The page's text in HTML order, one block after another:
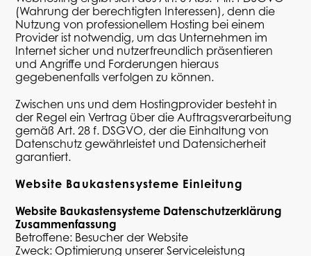
(Wahrung der berechtigten Interessen), denn die
Nutzung von professionellem Hosting bei einem
Provider ist notwendig, um das Unternehmen im
Internet sicher und nutzerfreundlich präsentieren
und Angriffe und Forderungen hieraus
gegebenenfalls verfolgen zu können.
Zwischen uns und dem Hostingprovider besteht in
der Regel ein Vertrag über die Auftragsverarbeitung
gemäß Art. 28 f. DSGVO, der die Einhaltung von
Datenschutz gewährleistet und Datensicherheit
garantiert.
Website Baukastensysteme Einleitung
Website Baukastensysteme Datenschutzerklärung
Zusammenfassung
Betroffene: Besucher der Website
Zweck: Optimierung unserer Serviceleistung